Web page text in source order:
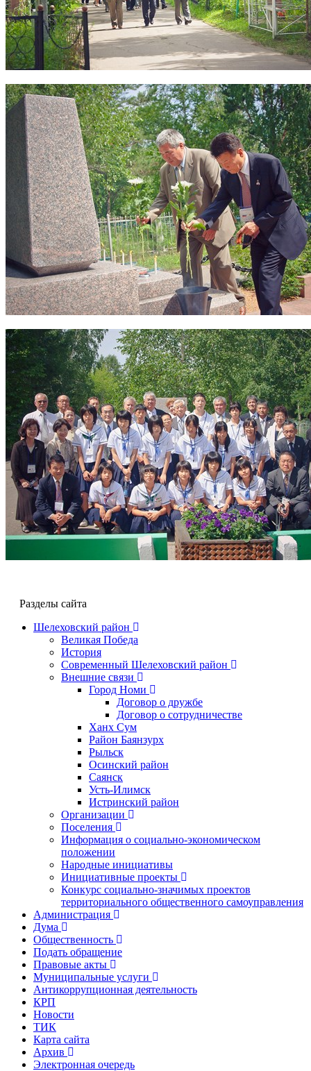
Разделы сайта
Шелеховский район
Великая Победа
История
Современный Шелеховский район
Внешние связи
Город Номи
Договор о дружбе
Договор о сотрудничестве
Ханх Сум
Район Баянзурх
Рыльск
Осинский район
Саянск
Усть-Илимск
Истринский район
Организации
Поселения
Информация о социально-экономическом
положении
Народные инициативы
Инициативные проекты
Конкурс социально-значимых проектов
территориального общественного самоуправления
Администрация
Дума
Общественность
Подать обращение
Правовые акты
Муниципальные услуги
Антикоррупционная деятельность
КРП
Новости
ТИК
Карта сайта
Архив
Электронная очередь